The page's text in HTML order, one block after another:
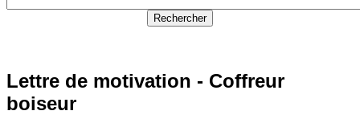
Lettre de motivation - Coffreur
boiseur